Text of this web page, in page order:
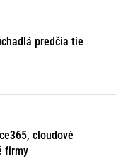
predčia tie
cloudové
firmy